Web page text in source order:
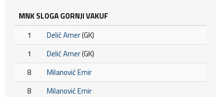
MNK SLOGA GORNJI VAKUF
1
Delić Amer(GK)
1
Delić Amer(GK)
8
Milanović Emir
8
Milanović Emir